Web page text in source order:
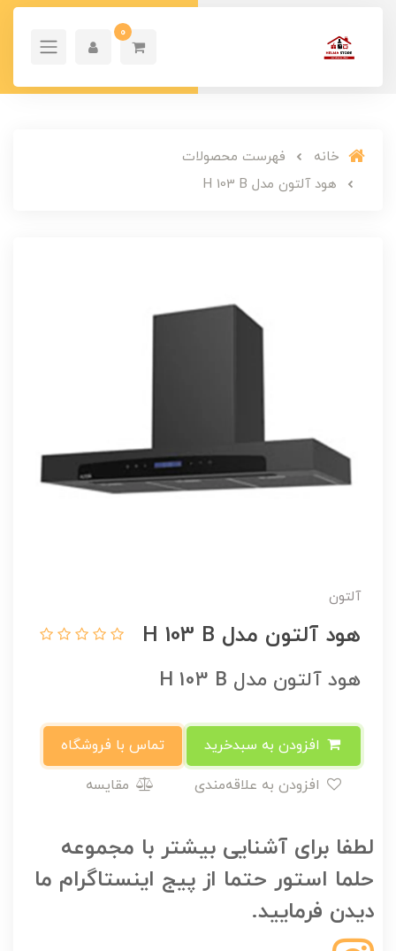
0
خانه
فهرست محصولات
هود آلتون مدل H 103 B
آلتون
هود آلتون مدل H 103 B
هود آلتون مدل H 103 B
تماس با فروشگاه
مقایسه
لطفا برای آشنایی بیشتر با مجموعه
حلما استور حتما از پیج اینستاگرام ما
دیدن فرمایید.